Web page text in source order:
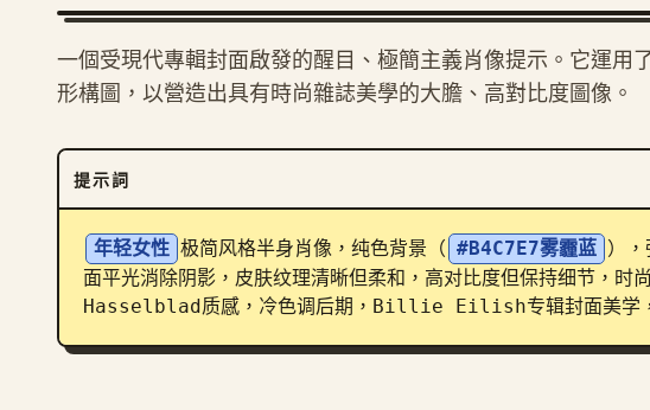
一個受現代專輯封面啟發的醒目、極簡主義肖像提示。它運用
形構圖，以營造出具有時尚雜誌美學的大膽、高對比度圖像。
提示詞
年轻女性 极简风格半身肖像，纯色背景（ #B4C7E7雾霾蓝 ）
面平光消除阴影，皮肤纹理清晰但柔和，高对比度但保持细节，时
Hasselblad质感，冷色调后期，Billie Eilish专辑封面美学